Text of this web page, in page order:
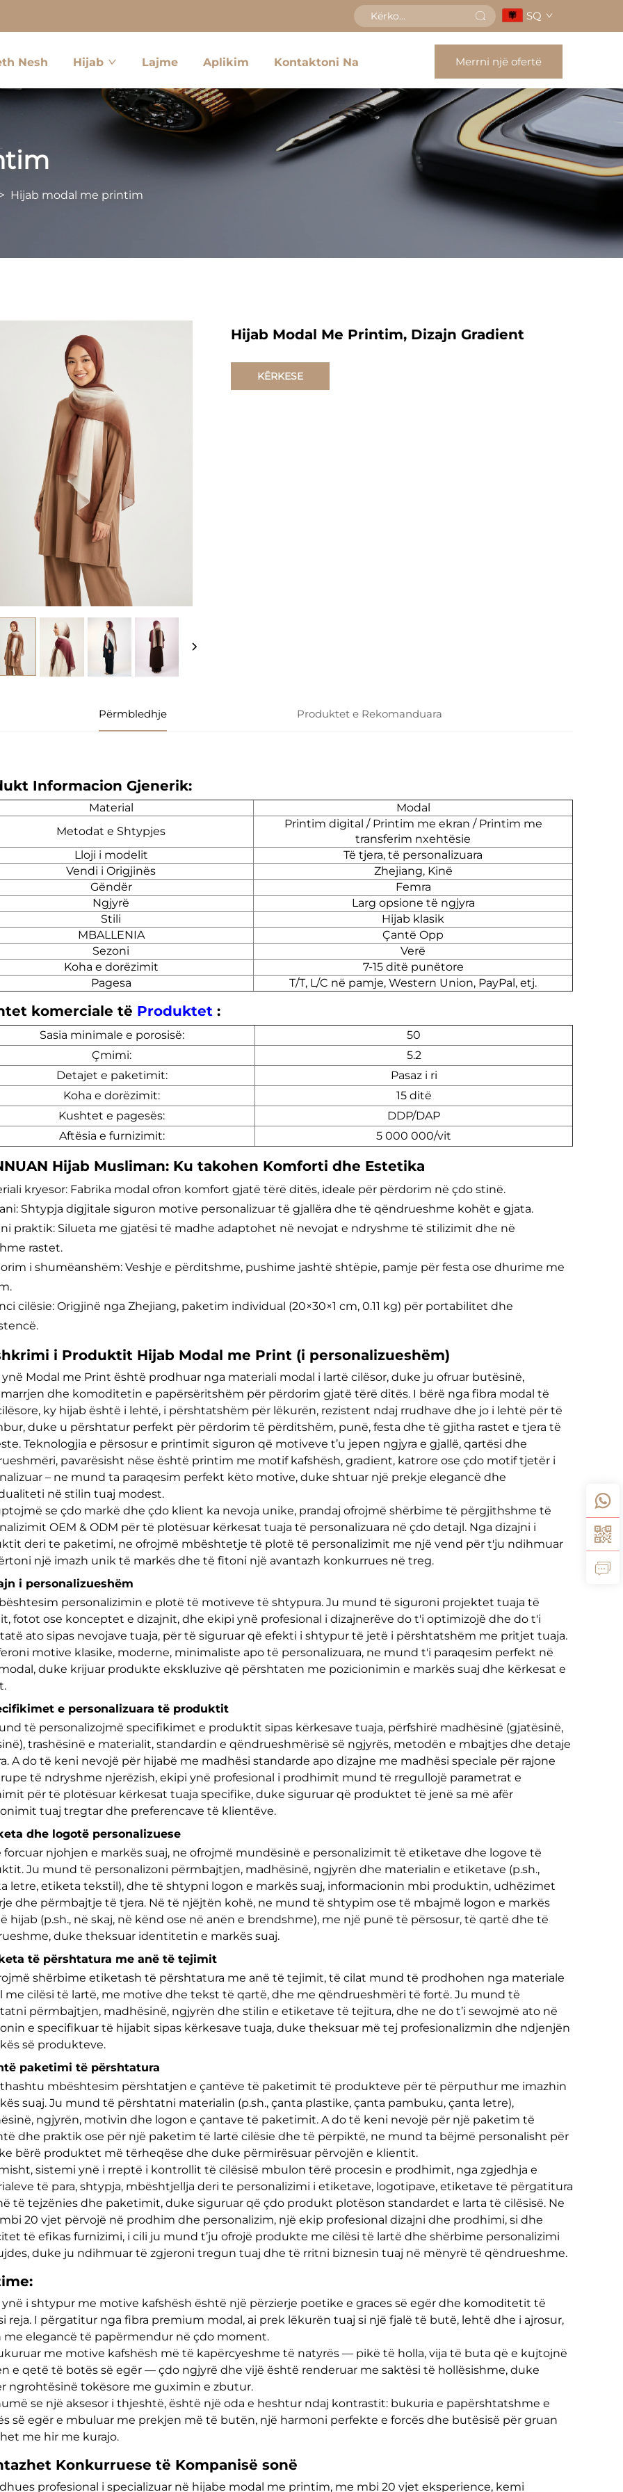
SQ
Nesh Hijab Lajme Aplikim Kontaktoni Na Merrni një ofertë
Hijab modal me printim
Hijab Modal Me Printim, Dizajn Gradient
KËRKESE
Përmbledhje Produktet e Rekomanduara
Informacion Gjenerik:
Material
Modal
Metodat e Shtypjes
Printim digital / Printim me ekran / Printim me
transferim nxehtësie
Lloji i modelit
Të tjera, të personalizuara
Vendi i Origjinës
Zhejiang, Kinë
Gëndër
Femra
Ngjyrë
Larg opsione të ngjyra
Stili
Hijab klasik
MBALLENIA
Çantë Opp
Sezoni
Verë
Koha e dorëzimit
7-15 ditë punëtore
Pagesa
T/T, L/C në pamje, Western Union, PayPal, etj.
komerciale të Produktet :
Sasia minimale e porosisë:
50
Çmimi:
5.2
Detajet e paketimit:
Pasaz i ri
Koha e dorëzimit:
15 ditë
Kushtet e pagesës:
DDP/DAP
Aftësia e furnizimit:
5 000 000/vit
Hijab Musliman: Ku takohen Komforti dhe Estetika
kryesor: Fabrika modal ofron komfort gjatë tërë ditës, ideale për përdorim në çdo stinë.
Shtypja digjitale siguron motive personalizuar të gjallëra dhe të qëndrueshme kohët e gjata.
praktik: Silueta me gjatësi të madhe adaptohet në nevojat e ndryshme të stilizimit dhe në
rastet.
i shumëanshëm: Veshje e përditshme, pushime jashtë shtëpie, pamje për festa ose dhurime me
cilësie: Origjinë nga Zhejiang, paketim individual (20×30×1 cm, 0.11 kg) për portabilitet dhe
i Produktit Hijab Modal me Print (i personalizueshëm)
ynë Modal me Print është prodhuar nga materiali modal i lartë cilësor, duke ju ofruar butësinë,
dhe komoditetin e papërsëritshëm për përdorim gjatë tërë ditës. I bërë nga fibra modal të
ky hijab është i lehtë, i përshtatshëm për lëkurën, rezistent ndaj rrudhave dhe jo i lehtë për të
duke u përshtatur perfekt për përdorim të përditshëm, punë, festa dhe të gjitha rastet e tjera të
Teknologjia e përsosur e printimit siguron që motiveve t’u jepen ngjyra e gjallë, qartësi dhe
pavarësisht nëse është printim me motif kafshësh, gradient, katrore ose çdo motif tjetër i
– ne mund ta paraqesim perfekt këto motive, duke shtuar një prekje elegancë dhe
në stilin tuaj modest.
se çdo markë dhe çdo klient ka nevoja unike, prandaj ofrojmë shërbime të përgjithshme të
OEM & ODM për të plotësuar kërkesat tuaja të personalizuara në çdo detajl. Nga dizajni i
deri te paketimi, ne ofrojmë mbështetje të plotë të personalizimit me një vend për t'ju ndihmuar
një imazh unik të markës dhe të fitoni një avantazh konkurrues në treg.
i personalizueshëm
personalizimin e plotë të motiveve të shtypura. Ju mund të siguroni projektet tuaja të
fotot ose konceptet e dizajnit, dhe ekipi ynë profesional i dizajnerëve do t'i optimizojë dhe do t'i
ato sipas nevojave tuaja, për të siguruar që efekti i shtypur të jetë i përshtatshëm me pritjet tuaja.
motive klasike, moderne, minimaliste apo të personalizuara, ne mund t'i paraqesim perfekt në
duke krijuar produkte ekskluzive që përshtaten me pozicionimin e markës suaj dhe kërkesat e
e personalizuara të produktit
të personalizojmë specifikimet e produktit sipas kërkesave tuaja, përfshirë madhësinë (gjatësinë,
trashësinë e materialit, standardin e qëndrueshmërisë së ngjyrës, metodën e mbajtjes dhe detaje
A do të keni nevojë për hijabë me madhësi standarde apo dizajne me madhësi speciale për rajone
të ndryshme njerëzish, ekipi ynë profesional i prodhimit mund të rregullojë parametrat e
për të plotësuar kërkesat tuaja specifike, duke siguruar që produktet të jenë sa më afër
tuaj tregtar dhe preferencave të klientëve.
dhe logotë personalizuese
forcuar njohjen e markës suaj, ne ofrojmë mundësinë e personalizimit të etiketave dhe logove të
Ju mund të personalizoni përmbajtjen, madhësinë, ngjyrën dhe materialin e etiketave (p.sh.,
letre, etiketa tekstil), dhe të shtypni logon e markës suaj, informacionin mbi produktin, udhëzimet
dhe përmbajtje të tjera. Në të njëjtën kohë, ne mund të shtypim ose të mbajmë logon e markës
hijab (p.sh., në skaj, në kënd ose në anën e brendshme), me një punë të përsosur, të qartë dhe të
duke theksuar identitetin e markës suaj.
të përshtatura me anë të tejimit
shërbime etiketash të përshtatura me anë të tejimit, të cilat mund të prodhohen nga materiale
me cilësi të lartë, me motive dhe tekst të qartë, dhe me qëndrueshmëri të fortë. Ju mund të
përmbajtjen, madhësinë, ngjyrën dhe stilin e etiketave të tejitura, dhe ne do t’i sewojmë ato në
e specifikuar të hijabit sipas kërkesave tuaja, duke theksuar më tej profesionalizmin dhe ndjenjën
së produkteve.
paketimi të përshtatura
mbështesim përshtatjen e çantëve të paketimit të produkteve për të përputhur me imazhin
suaj. Ju mund të përshtatni materialin (p.sh., çanta plastike, çanta pambuku, çanta letre),
ngjyrën, motivin dhe logon e çantave të paketimit. A do të keni nevojë për një paketim të
dhe praktik ose për një paketim të lartë cilësie dhe të përpiktë, ne mund ta bëjmë personalisht për
bërë produktet më tërheqëse dhe duke përmirësuar përvojën e klientit.
sistemi ynë i rreptë i kontrollit të cilësisë mbulon tërë procesin e prodhimit, nga zgjedhja e
të para, shtypja, mbështjellja deri te personalizimi i etiketave, logotipave, etiketave të përgatitura
të tejzënies dhe paketimit, duke siguruar që çdo produkt plotëson standardet e larta të cilësisë. Ne
20 vjet përvojë në prodhim dhe personalizim, një ekip profesional dizajni dhe prodhimi, si dhe
të efikas furnizimi, i cili ju mund t’ju ofrojë produkte me cilësi të lartë dhe shërbime personalizimi
duke ju ndihmuar të zgjeroni tregun tuaj dhe të rritni biznesin tuaj në mënyrë të qëndrueshme.
ynë i shtypur me motive kafshësh është një përzierje poetike e graces së egër dhe komoditetit të
reja. I përgatitur nga fibra premium modal, ai prek lëkurën tuaj si një fjalë të butë, lehtë dhe i ajrosur,
me elegancë të papërmendur në çdo moment.
me motive kafshësh më të kapërcyeshme të natyrës — pikë të holla, vija të buta që e kujtojnë
e qetë të botës së egër — çdo ngjyrë dhe vijë është renderuar me saktësi të hollësishme, duke
ngrohtësinë tokësore me guximin e zbutur.
se një aksesor i thjeshtë, është një oda e heshtur ndaj kontrastit: bukuria e papërshtatshme e
së egër e mbuluar me prekjen më të butën, një harmoni perfekte e forcës dhe butësisë për gruan
me hir me kurajo.
Konkurruese të Kompanisë sonë
profesional i specializuar në hijabe modal me printim, me mbi 20 vjet eksperience, kemi